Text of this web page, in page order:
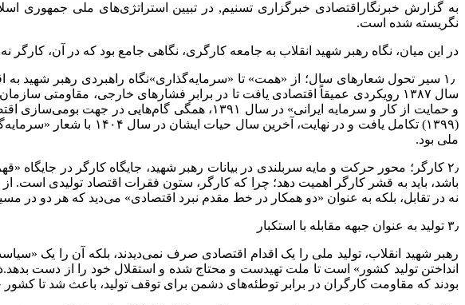
به گزارش خبرنگاراقتصادی خبرگزاری تسنیم, در تبیین استراتژی‌های ملی جمهوری
نگریسته شده است.
در این میان، نگاه رهبر شهید انقلاب به جامعه کارگری، نگاهی جامع بود که در آن،
۱٫ سیر تحول شعارهای سال؛ از «همت» تا «سرمایه‌گذاری»نگاه راهبردی رهبر شهید
(۱۳۹۹) تکامل یافت و در
ملی بود.
۲٫ کارگر؛ محور حرکت و مایه سربلندی در بیانات رهبر شهید، جایگاه کارگر در
باشد، باید به قشر کارگر اهمیت دهد؛ چرا که کارگر، ستون فقرات اقتصاد تولیدی است.
نه در تقابل، بلکه به عنوان «دو همکار در خط مقدم نبرد اقتصادی» می‌دید که هر دو
۳٫ تولید به عنوان جبهه مقابله با استکبار
رهبر شهید انقلاب، تولید ملی را یک اقدام اقتصادی صرف نمی‌دیدند، بلکه آن را یک
انداختن تولید کشور» است تا ملت تهیدست و محتاج شده و استقلال خود را از دست
بودند که مقاومت کارگران در برابر توطئه‌های دشمن برای توقف تولید، باعث شد تا